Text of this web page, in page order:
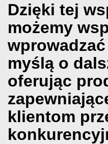
Dzięki tej
możemy
myślą o
oferując
klientom